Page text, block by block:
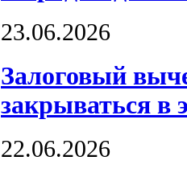
23.06.2026
Залоговый
закрываться в
22.06.2026